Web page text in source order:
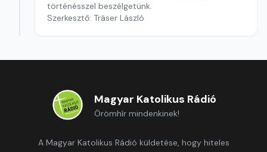
történésszel beszélgetünk.
Szerkesztő: Tráser László
Magyar Katolikus Rádió
Örömhír mindenkinek!
A Magyar Katolikus Rádió küldetése, hogy hiteles